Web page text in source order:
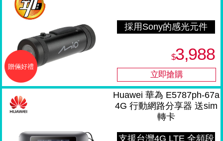
贈倆好禮
採用Sony的感光元件
$3,988
支援台灣4G LTE 全頻段
Huawei 華為 E5787ph-67a
4G 行動網路分享器 送sim
轉卡